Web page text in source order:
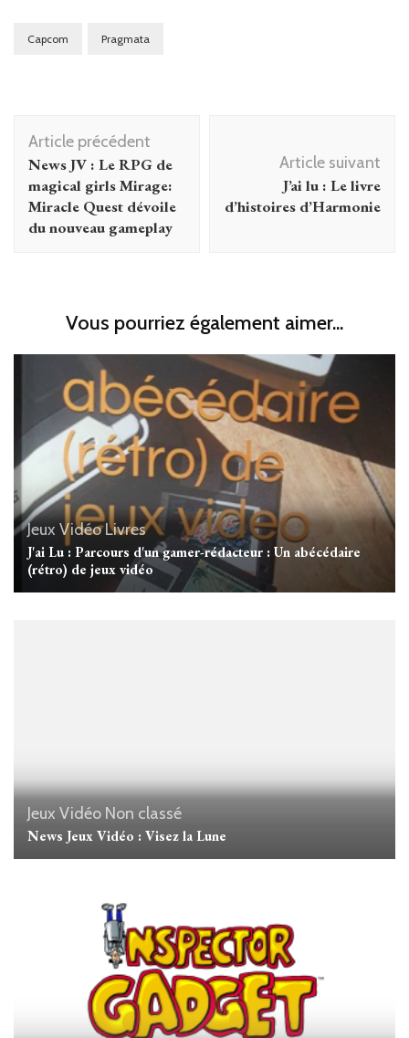
Capcom Pragmata
Navigation
d'article
Article précédent
News JV : Le RPG de
magical girls Mirage:
Miracle Quest dévoile
du nouveau gameplay
Article suivant
J’ai lu : Le livre
d’histoires d’Harmonie
Vous pourriez également aimer...
Jeux Vidéo Livres
J'ai Lu : Parcours d'un gamer-rédacteur : Un abécédaire
(rétro) de jeux vidéo
Jeux Vidéo Non classé
News Jeux Vidéo : Visez la Lune